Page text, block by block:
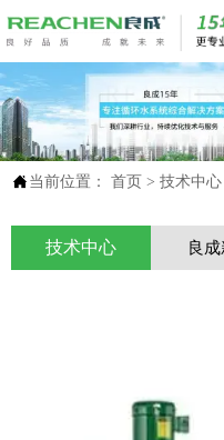
 当前位置： 首页 > 技术中心
技术中心 良成